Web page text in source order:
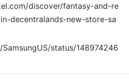
discover/fantasy-and-re
decentralands-new-store-sa
연결
status/148974246
연결